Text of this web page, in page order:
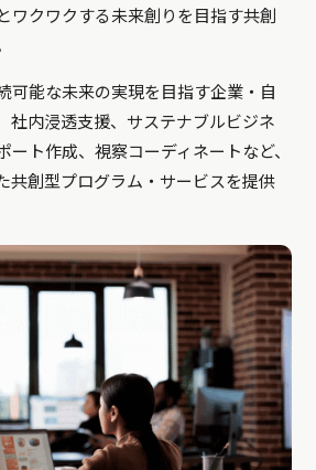
ワクワクする未来創りを目指す共創
可能な未来の実現を目指す企業・自
社内浸透支援、サステナブルビジネ
ート作成、視察コーディネートなど、
共創型プログラム・サービスを提供